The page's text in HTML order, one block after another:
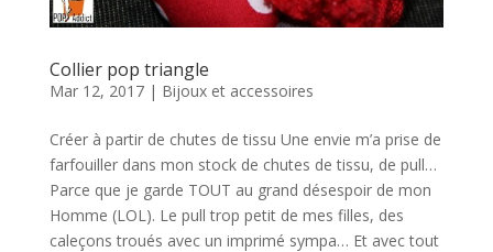
Collier pop triangle
Mar 12, 2017| Bijoux et accessoires
Créer à partir de chutes de tissu Une envie m’a prise de
farfouiller dans mon stock de chutes de tissu, de pull…
Parce que je garde TOUT au grand désespoir de mon
Homme (LOL). Le pull trop petit de mes filles, des
caleçons troués avec un imprimé sympa… Et avec tout